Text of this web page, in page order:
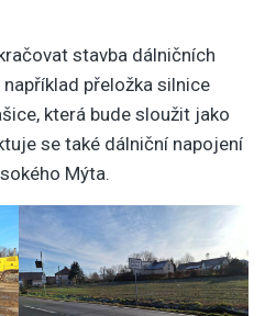
stavba dálničních
přeložka silnice
která bude sloužit jako
se také dálniční napojení
Mýta.